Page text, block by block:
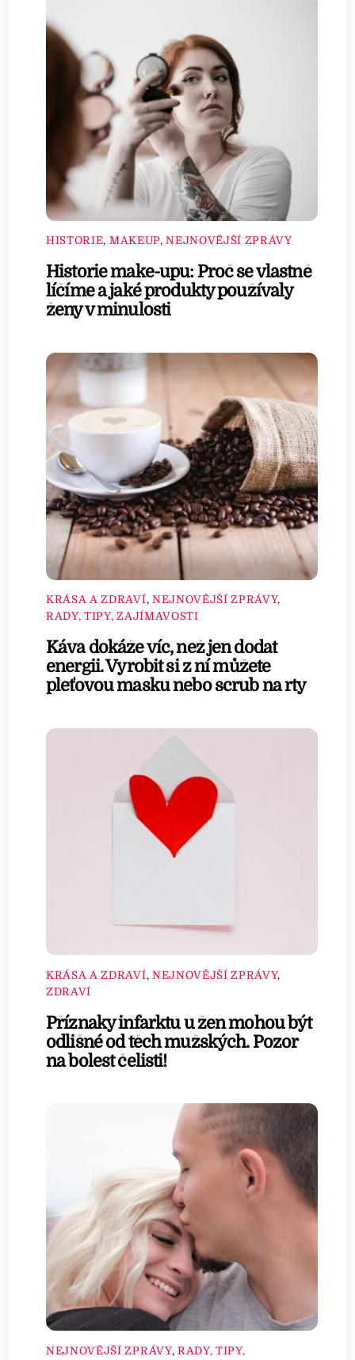
HISTORIE, MAKEUP,NEJNOVĚJŠÍ ZPRÁVY
Historie make-upu: Proč se vlastně
líčíme a jaké produkty používaly
ženy v minulosti
KRÁSA A ZDRAVÍ, NEJNOVĚJŠÍ ZPRÁVY,
RADY, TIPY, ZAJÍMAVOSTI
Káva dokáže víc, než jen dodat
energii. Vyrobit si z ní můžete
pleťovou masku nebo scrub na rty
KRÁSA A ZDRAVÍ, NEJNOVĚJŠÍ ZPRÁVY,
ZDRAVÍ
Příznaky infarktu u žen mohou být
odlišné od těch mužských. Pozor
na bolest čelisti!
NEJNOVĚJŠÍ ZPRÁVY, RADY, TIPY,